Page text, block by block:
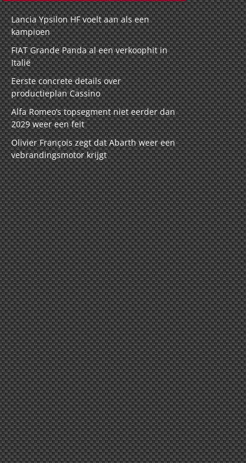
Lancia Ypsilon HF voelt aan als een
kampioen
FIAT Grande Panda al een verkoophit in
Italië
Eerste concrete details over
productieplan Cassino
Alfa Romeo’s topsegment niet eerder dan
2029 weer een feit
Olivier François zegt dat Abarth weer een
vebrandingsmotor krijgt